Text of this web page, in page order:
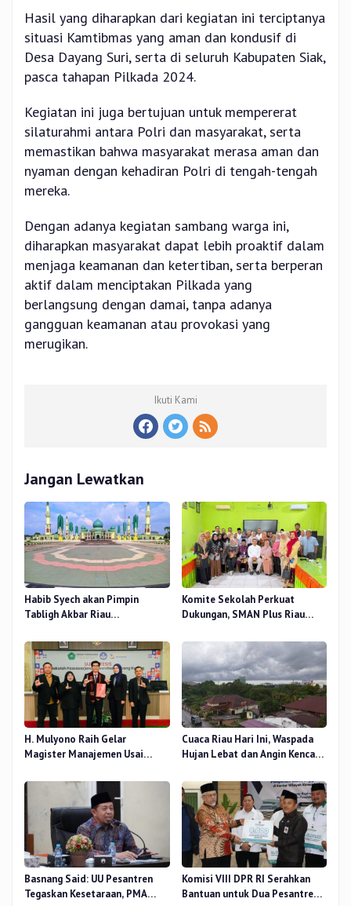
Hasil yang diharapkan dari kegiatan ini terciptanya
situasi Kamtibmas yang aman dan kondusif di
Desa Dayang Suri, serta di seluruh Kabupaten Siak,
pasca tahapan Pilkada 2024.
Kegiatan ini juga bertujuan untuk mempererat
silaturahmi antara Polri dan masyarakat, serta
memastikan bahwa masyarakat merasa aman dan
nyaman dengan kehadiran Polri di tengah-tengah
mereka.
Dengan adanya kegiatan sambang warga ini,
diharapkan masyarakat dapat lebih proaktif dalam
menjaga keamanan dan ketertiban, serta berperan
aktif dalam menciptakan Pilkada yang
berlangsung dengan damai, tanpa adanya
gangguan keamanan atau provokasi yang
merugikan.
Ikuti Kami
Jangan Lewatkan
Habib Syech akan Pimpin
Tabligh Akbar Riau
Nur, Besok
Komite Sekolah Perkuat
Dukungan, SMAN Plus Riau
Pendidikan
H. Mulyono Raih Gelar
Magister Manajemen Usai
Terhadap Beban Kerja
Cuaca Riau Hari Ini, Waspada
Hujan Lebat dan Angin Kencang
Basnang Said: UU Pesantren
Tegaskan Kesetaraan, PMA
Komisi VIII DPR RI Serahkan
Bantuan untuk Dua Pesantren